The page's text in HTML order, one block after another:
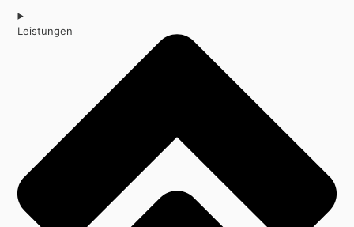
Leistungen